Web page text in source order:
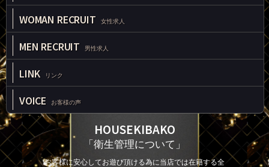
WOMAN RECRUIT 女性求人
MEN RECRUIT 男性求人
LINK リンク
VOICE お客様の声
HOUSEKIBAKO
「衛生管理について」
お客様に安心してお遊び頂ける為に当店では在籍する全